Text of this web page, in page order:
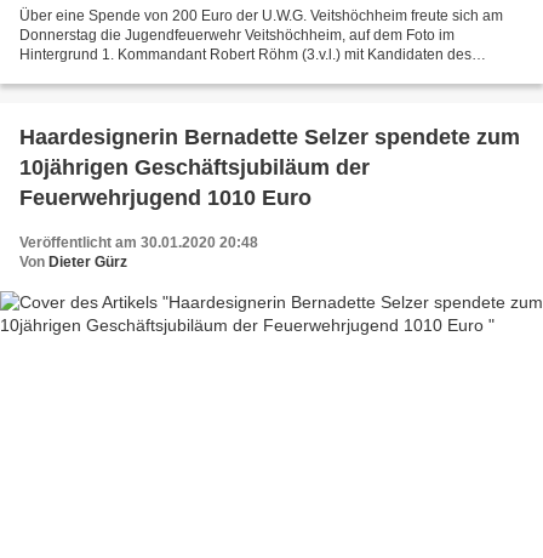
Über eine Spende von 200 Euro der U.W.G. Veitshöchheim freute sich am
Donnerstag die Jugendfeuerwehr Veitshöchheim, auf dem Foto im
Hintergrund 1. Kommandant Robert Röhm (3.v.l.) mit Kandidaten des
Haardesignerin Bernadette Selzer spendete zum
10jährigen Geschäftsjubiläum der
Feuerwehrjugend 1010 Euro
Veröffentlicht am 30.01.2020 20:48
Von Dieter Gürz